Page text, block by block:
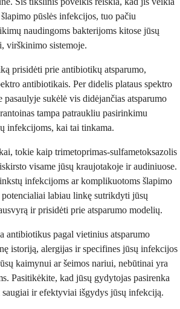
pūslės infekcijos, tuo pačiu
naudingoms bakterijoms kitose jūsų
virškinimo sistemoje.
prisidėti prie antibiotikų atsparumo,
antibiotikais. Per didelis plataus spektro
pasaulyje sukėlė vis didėjančias atsparumo
tampa patraukliu pasirinkimu
infekcijoms, kai tai tinkama.
tokie kaip trimetoprimas-sulfametoksazolis
visame jūsų kraujotakoje ir audiniuose.
infekcijoms ar komplikuotoms šlapimo
labiau linkę sutrikdyti jūsų
ir prisidėti prie atsparumo modelių.
antibiotikus pagal vietinius atsparumo
istoriją, alergijas ir specifines jūsų infekcijos
kaimynui ar šeimos nariui, nebūtinai yra
Pasitikėkite, kad jūsų gydytojas pasirenka
ir efektyviai išgydys jūsų infekciją.